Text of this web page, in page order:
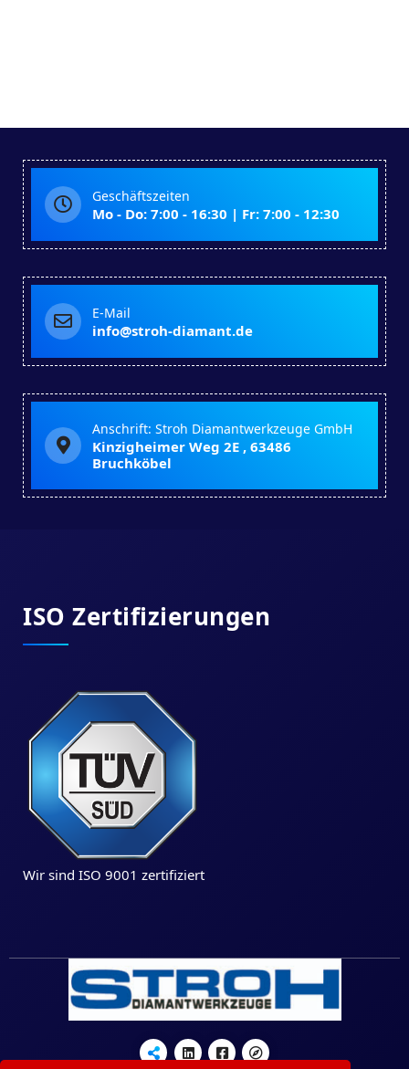
Geschäftszeiten
Mo - Do: 7:00 - 16:30 | Fr: 7:00 - 12:30
E-Mail
info@stroh-diamant.de
Anschrift: Stroh Diamantwerkzeuge GmbH
Kinzigheimer Weg 2E , 63486
Bruchköbel
ISO Zertifizierungen
Wir sind ISO 9001 zertifiziert